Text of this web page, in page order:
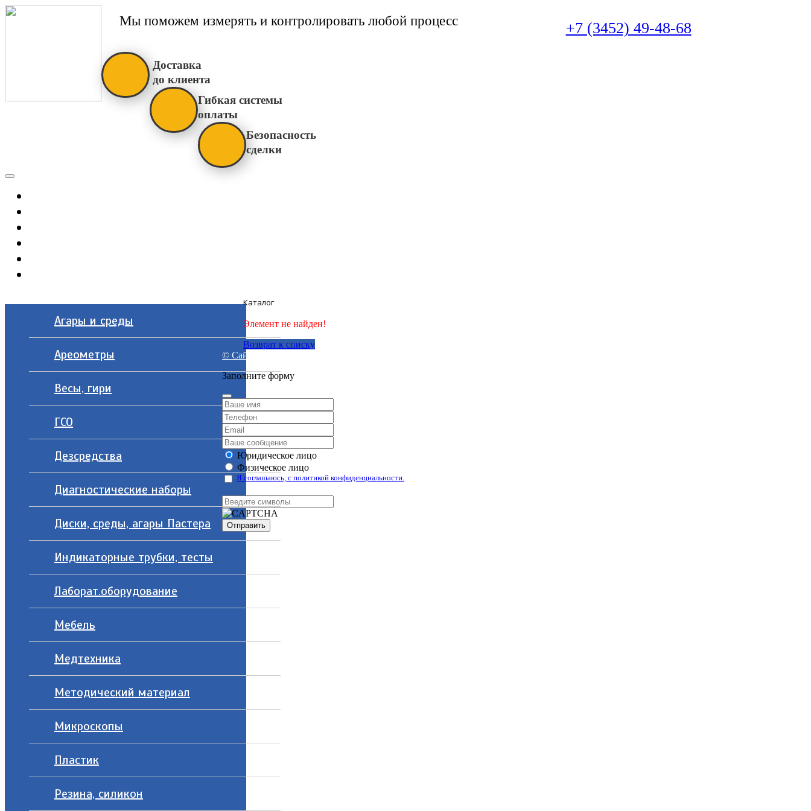
Мы поможем измерять и контролировать любой процесс +7 (3452) 49-48-68
Доставка
до клиента
Гибкая системы
оплаты
Безопасность
сделки
Агары и среды
Ареометры
Весы, гири
ГСО
Дезсредства
Диагностические наборы
Диски, среды, агары Пастера
Индикаторные трубки, тесты
Лаборат.оборудование
Мебель
Медтехника
Методический материал
Микроскопы
Пластик
Резина, силикон
Каталог
Элемент не найден!
Возврат к списку
© Сайт разработан компанией Tyumen-soft.Digital
Заполните форму
Юридическое лицо
Физическое лицо
Я соглашаюсь, с политикой конфиденциальности.